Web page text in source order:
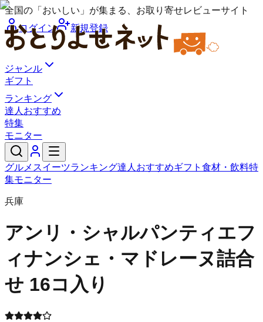
全国の「おいしい」が集まる、お取り寄せレビューサイト
ログイン
新規登録
ジャンル
ギフト
ランキング
達人おすすめ
特集
モニター
グルメ スイーツランキング達人おすすめギフト 食材・飲料特
集モニター
兵庫
アンリ・シャルパンティエフ
ィナンシェ・マドレーヌ詰合
せ 16コ入り